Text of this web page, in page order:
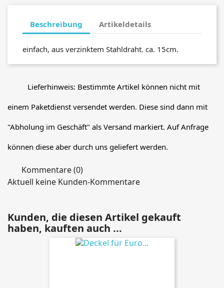
Beschreibung Artikeldetails
einfach, aus verzinktem Stahldraht. ca. 15cm.
Lieferhinweis: Bestimmte Artikel können nicht mit
einem Paketdienst versendet werden. Diese sind dann mit
"Abholung im Geschäft" als Versand markiert. Auf Anfrage
können diese aber durch uns geliefert werden.
Kommentare (0)
Aktuell keine Kunden-Kommentare
Kunden, die diesen Artikel gekauft
haben, kauften auch ...